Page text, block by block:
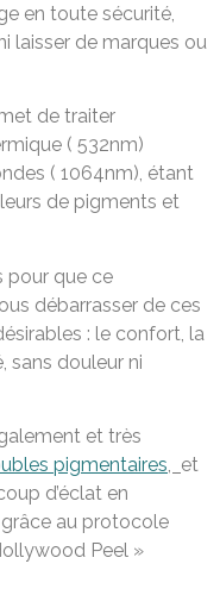
en toute sécurité,
laisser de marques ou
de traiter
( 532nm)
( 1064nm), étant
de pigments et
pour que ce
débarrasser de ces
: le confort, la
sans douleur ni
et très
pigmentaires, et
d’éclat en
au protocole
Peel »